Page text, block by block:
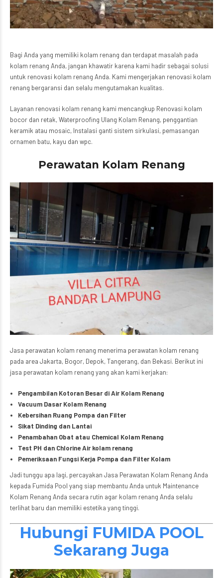
Bagi Anda yang memiliki kolam renang dan terdapat masalah pada
kolam renang Anda, jangan khawatir karena kami hadir sebagai solusi
untuk renovasi kolam renang Anda. Kami mengerjakan renovasi kolam
renang bergaransi dan selalu mengutamakan kualitas.
Layanan renovasi kolam renang kami mencangkup Renovasi kolam
bocor dan retak, Waterproofing Ulang Kolam Renang, penggantian
keramik atau mosaic, Instalasi ganti sistem sirkulasi, pemasangan
ornamen batu, kayu dan wpc.
Perawatan Kolam Renang
Jasa perawatan kolam renang menerima perawatan kolam renang
pada area Jakarta, Bogor, Depok, Tangerang, dan Bekasi. Berikut ini
jasa perawatan kolam renang yang akan kami kerjakan:
Pengambilan Kotoran Besar di Air Kolam Renang
Vacuum Dasar Kolam Renang
Kebersihan Ruang Pompa dan Filter
Sikat Dinding dan Lantai
Penambahan Obat atau Chemical Kolam Renang
Test PH dan Chlorine Air kolam renang
Pemeriksaan Fungsi Kerja Pompa dan Filter Kolam
Jadi tunggu apa lagi, percayakan Jasa Perawatan Kolam Renang Anda
kepada Fumida Pool yang siap membantu Anda untuk Maintenance
Kolam Renang Anda secara rutin agar kolam renang Anda selalu
terlihat baru dan memiliki estetika yang tinggi.
Hubungi FUMIDA POOL
Sekarang Juga